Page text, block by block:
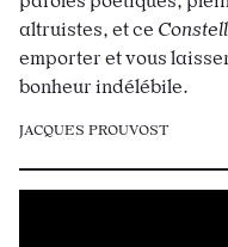
altruistes, et ce
emporter et vous
bonheur indélébile.
JACQUES PROUVOST